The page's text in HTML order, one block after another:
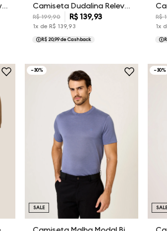
Camiseta Malha Shadow Dudalina Masculina Camiseta Dudalina Relevo Dudalina Masculina
R$ 199,90 R$139,93
1x de R$ 139,93
R$ 20,99de Cashback
R$
1x
-30%
SALE
-30%